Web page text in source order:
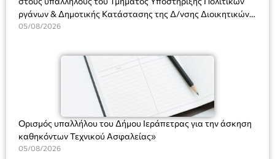
ργάνων & Δημοτικής Κατάστασης της Δ/νσης Διοικητικών
Υπηρεσιών για αποφάσεις, πιστοποιητικά, πράξεις και
(Ν. 5314/2026).»
05/08/2026
Ορισμός υπαλλήλου του Δήμου Ιεράπετρας για την άσκηση
καθηκόντων Τεχνικού Ασφαλείας»
05/08/2026